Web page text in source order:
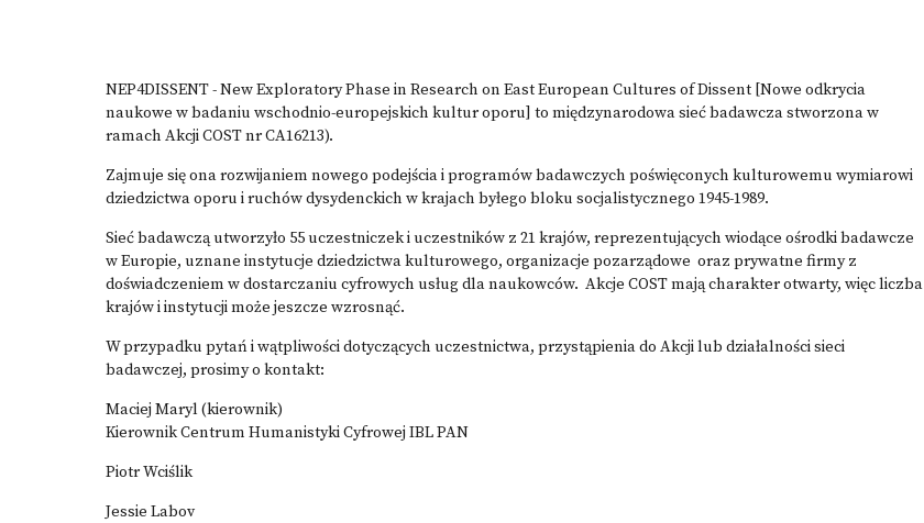
NEP4DISSENT - New Exploratory Phase in Research on East European Cultures of Dissent [Nowe odkrycia
naukowe w badaniu wschodnio-europejskich kultur oporu] to międzynarodowa sieć badawcza stworzona w
ramach Akcji COST nr CA16213).
Zajmuje się ona rozwijaniem nowego podejścia i programów badawczych poświęconych kulturowemu wymiarowi
dziedzictwa oporu i ruchów dysydenckich w krajach byłego bloku socjalistycznego 1945-1989.
Sieć badawczą utworzyło 55 uczestniczek i uczestników z 21 krajów, reprezentujących wiodące ośrodki badawcze
w Europie, uznane instytucje dziedzictwa kulturowego, organizacje pozarządowe oraz prywatne firmy z
doświadczeniem w dostarczaniu cyfrowych usług dla naukowców. Akcje COST mają charakter otwarty, więc liczba
krajów i instytucji może jeszcze wzrosnąć.
W przypadku pytań i wątpliwości dotyczących uczestnictwa, przystąpienia do Akcji lub działalności sieci
badawczej, prosimy o kontakt:
Maciej Maryl(kierownik)
Kierownik Centrum Humanistyki Cyfrowej IBL PAN
Piotr Wciślik
Jessie Labov